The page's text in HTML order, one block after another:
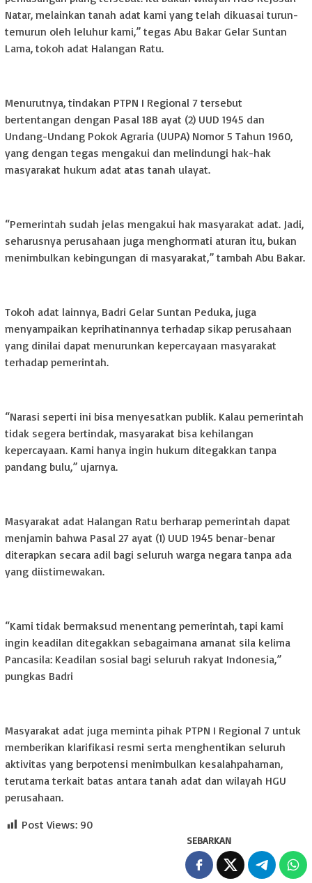
Natar, melainkan tanah adat kami yang telah dikuasai turun-
temurun oleh leluhur kami,” tegas Abu Bakar Gelar Suntan
Lama, tokoh adat Halangan Ratu.
Menurutnya, tindakan PTPN I Regional 7 tersebut
bertentangan dengan Pasal 18B ayat (2) UUD 1945 dan
Undang-Undang Pokok Agraria (UUPA) Nomor 5 Tahun 1960,
yang dengan tegas mengakui dan melindungi hak-hak
masyarakat hukum adat atas tanah ulayat.
“Pemerintah sudah jelas mengakui hak masyarakat adat. Jadi,
seharusnya perusahaan juga menghormati aturan itu, bukan
menimbulkan kebingungan di masyarakat,” tambah Abu Bakar.
Tokoh adat lainnya, Badri Gelar Suntan Peduka, juga
menyampaikan keprihatinannya terhadap sikap perusahaan
yang dinilai dapat menurunkan kepercayaan masyarakat
terhadap pemerintah.
“Narasi seperti ini bisa menyesatkan publik. Kalau pemerintah
tidak segera bertindak, masyarakat bisa kehilangan
kepercayaan. Kami hanya ingin hukum ditegakkan tanpa
pandang bulu,” ujarnya.
Masyarakat adat Halangan Ratu berharap pemerintah dapat
menjamin bahwa Pasal 27 ayat (1) UUD 1945 benar-benar
diterapkan secara adil bagi seluruh warga negara tanpa ada
yang diistimewakan.
“Kami tidak bermaksud menentang pemerintah, tapi kami
ingin keadilan ditegakkan sebagaimana amanat sila kelima
Pancasila: Keadilan sosial bagi seluruh rakyat Indonesia,”
pungkas Badri
Masyarakat adat juga meminta pihak PTPN I Regional 7 untuk
memberikan klarifikasi resmi serta menghentikan seluruh
aktivitas yang berpotensi menimbulkan kesalahpahaman,
terutama terkait batas antara tanah adat dan wilayah HGU
perusahaan.
Post Views: 90
SEBARKAN